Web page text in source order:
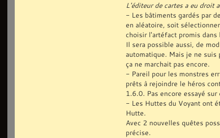
L'éditeur de cartes a eu droit
- Les bâtiments gardés par
en aléatoire, soit
choisir l'artéfact promis dans
Il sera possible aussi, de
automatique. Mais je ne
ça ne marchait pas encore.
- Pareil pour les monstres
prêts à rejoindre le héros
1.6.0. Pas encore essayé
- Les Huttes du Voyant ont
Hutte.
Avec 2 nouvelles quêtes
précise.